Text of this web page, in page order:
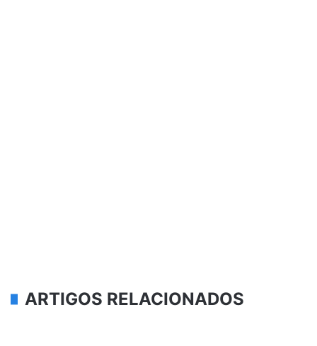
ARTIGOS RELACIONADOS